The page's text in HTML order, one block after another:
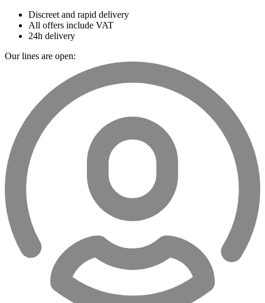
Discreet and rapid delivery
All offers include VAT
24h delivery
Our lines are open: